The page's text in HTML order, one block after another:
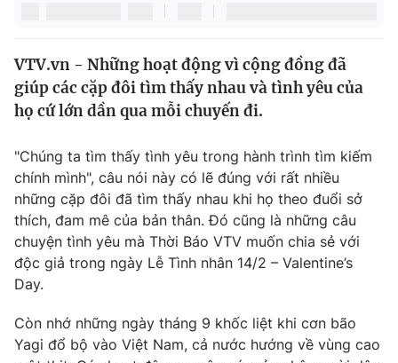
Thế giới
Thế giới đó đây
Câu chuyện quốc tế
Kinh tế
Tài chính
Thị trường
Góc doanh nghiệp
Dữ liệu và đời sống
Truyền hình
Phim VTV
Hậu trường
Điện ảnh
VTV.vn - Những hoạt động vì cộng đồng đã
giúp các cặp đôi tìm thấy nhau và tình yêu của
họ cứ lớn dần qua mỗi chuyến đi.
"Chúng ta tìm thấy tình yêu trong hành trình tìm kiếm
chính mình", câu nói này có lẽ đúng với rất nhiều
những cặp đôi đã tìm thấy nhau khi họ theo đuổi sở
thích, đam mê của bản thân. Đó cũng là những câu
chuyện tình yêu mà Thời Báo VTV muốn chia sẻ với
độc giả trong ngày Lễ Tình nhân 14/2 – Valentine’s
Day.
Còn nhớ những ngày tháng 9 khốc liệt khi cơn bão
Yagi đổ bộ vào Việt Nam, cả nước hướng về vùng cao